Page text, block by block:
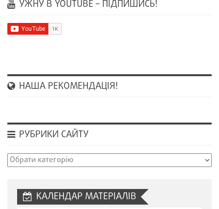
УЖНУ В YOUTUBE – ПІДПИШИСЬ!
НАША РЕКОМЕНДАЦІЯ!
РУБРИКИ САЙТУ
Рубрики
КАЛЕНДАР МАТЕРІАЛІВ